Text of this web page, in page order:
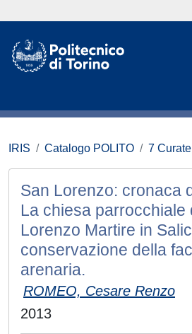
IRIS Catalogo POLITO 7
San Lorenzo: cronaca
La chiesa parrocchiale
Lorenzo Martire in
conservazione della
arenaria.
ROMEO, Cesare Renzo
2013